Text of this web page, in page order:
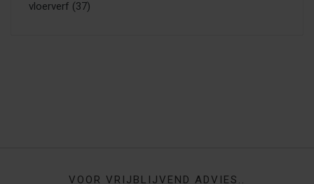
vloerverf (37)
VOOR VRIJBLIJVEND ADVIES..